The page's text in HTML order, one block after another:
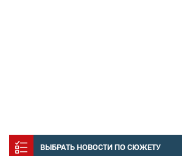
ВЫБРАТЬ НОВОСТИ ПО СЮЖЕТУ